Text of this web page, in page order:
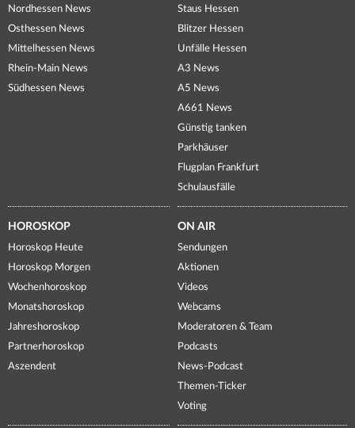
Nordhessen News
Osthessen News
Mittelhessen News
Rhein-Main News
Südhessen News
Staus Hessen
Blitzer Hessen
Unfälle Hessen
A3 News
A5 News
A661 News
Günstig tanken
Parkhäuser
Flugplan Frankfurt
Schulausfälle
HOROSKOP
Horoskop Heute
Horoskop Morgen
Wochenhoroskop
Monatshoroskop
Jahreshoroskop
Partnerhoroskop
Aszendent
ON AIR
Sendungen
Aktionen
Videos
Webcams
Moderatoren & Team
Podcasts
News-Podcast
Themen-Ticker
Voting